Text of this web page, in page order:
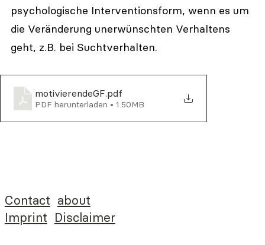
psychologische Interventionsform, wenn es um
die Veränderung unerwünschten Verhaltens
geht, z.B. bei Suchtverhalten.
motivierendeGF.pdf
PDF herunterladen • 1.50MB
Contact about
Imprint Disclaimer